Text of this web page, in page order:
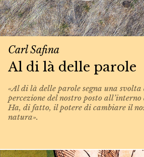
Carl Safina
Al di là delle parole
«Al di là delle parole segna una
percezione del nostro posto
Ha, di fatto, il potere di cambiare il
natura».